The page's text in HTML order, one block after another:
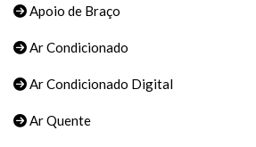
Apoio de Braço
Ar Condicionado
Ar Condicionado Digital
Ar Quente